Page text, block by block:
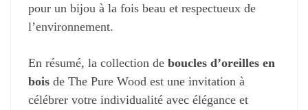
pour un bijou à la fois beau et respectueux de
l’environnement.
En résumé, la collection de boucles d’oreilles en
bois de The Pure Wood est une invitation à
célébrer votre individualité avec élégance et